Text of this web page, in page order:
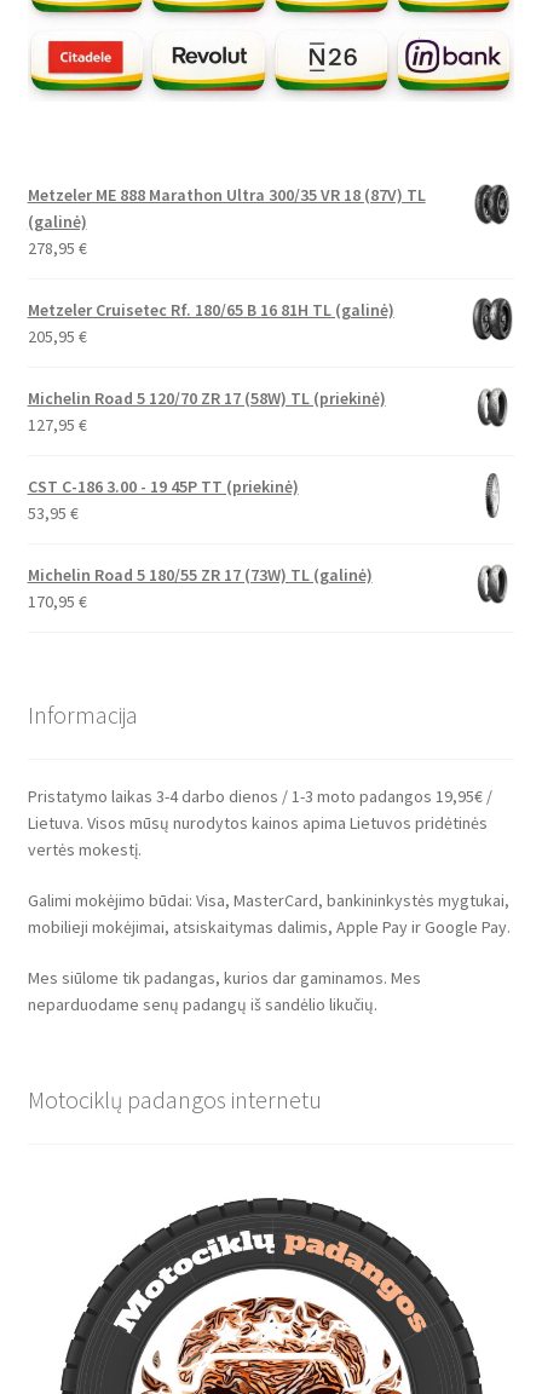
Metzeler ME 888 Marathon Ultra 300/35 VR 18 (87V) TL
(galinė)
278,95 €
Metzeler Cruisetec Rf. 180/65 B 16 81H TL (galinė)
205,95 €
Michelin Road 5 120/70 ZR 17 (58W) TL (priekinė)
127,95 €
CST C-186 3.00 - 19 45P TT (priekinė)
53,95 €
Michelin Road 5 180/55 ZR 17 (73W) TL (galinė)
170,95 €
Informacija
Pristatymo laikas 3-4 darbo dienos / 1-3 moto padangos 19,95€ /
Lietuva. Visos mūsų nurodytos kainos apima Lietuvos pridėtinės
vertės mokestį.
Galimi mokėjimo būdai: Visa, MasterCard, bankininkystės mygtukai,
mobilieji mokėjimai, atsiskaitymas dalimis, Apple Pay ir Google Pay.
Mes siūlome tik padangas, kurios dar gaminamos. Mes
neparduodame senų padangų iš sandėlio likučių.
Motociklų padangos internetu